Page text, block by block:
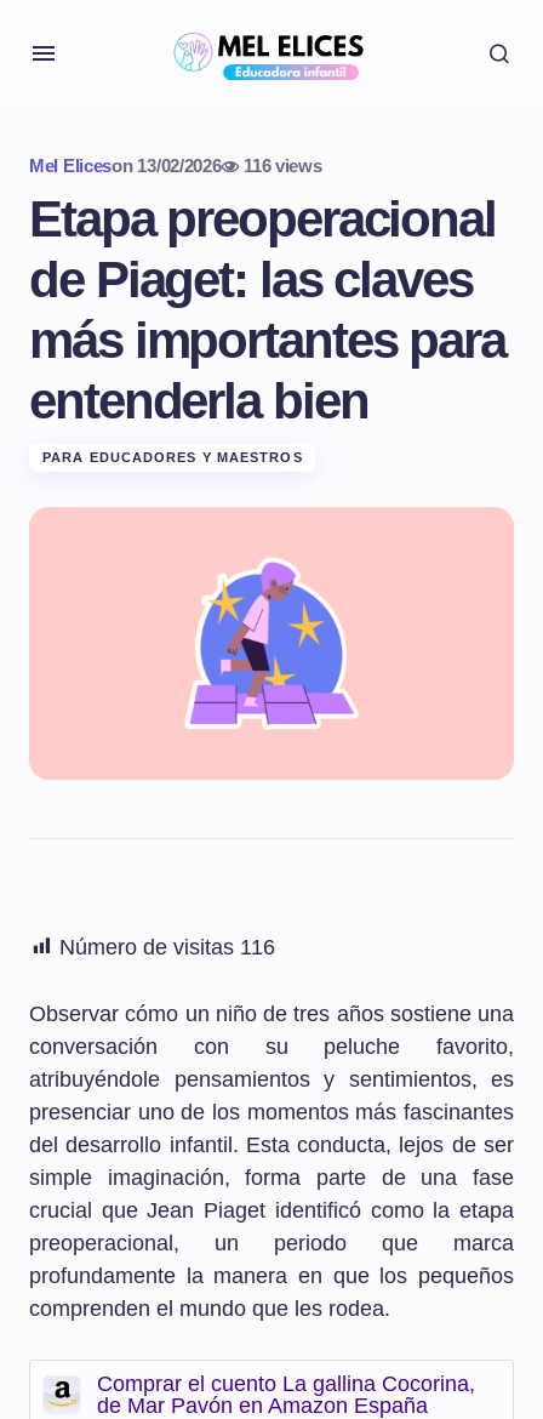
Mel Eliceson 13/02/2026 116 views
Etapa preoperacional
de Piaget: las claves
más importantes para
entenderla bien
PARA EDUCADORES Y MAESTROS
Número de visitas 116
Observar cómo un niño de tres años sostiene una
conversación con su peluche favorito,
atribuyéndole pensamientos y sentimientos, es
presenciar uno de los momentos más fascinantes
del desarrollo infantil. Esta conducta, lejos de ser
simple imaginación, forma parte de una fase
crucial que Jean Piaget identificó como la etapa
preoperacional, un periodo que marca
profundamente la manera en que los pequeños
comprenden el mundo que les rodea.
Comprar el cuento La gallina Cocorina,
de Mar Pavón en Amazon España